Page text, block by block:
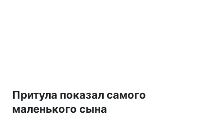
Притула показал самого
маленького сына